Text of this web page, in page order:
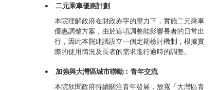
二元乘車優惠計劃
本院理解政府在財政赤字的壓力下，實施二元乘車
優惠調整方案，由於這項調整能影響長者的日常出
行，因此本院建議設立一個定期檢討機制，根據實
際的使用情況及長者的需求進行適時的調整。
加強與大灣區城市聯動︰青年交流
本院欣聞政府持續關注青年發展，放寬「大灣區青